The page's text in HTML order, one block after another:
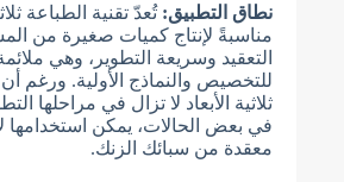
نطاق التطبيق: تُعدّ تقنية الطباعة
مناسبةً لإنتاج كميات صغيرة من
التعقيد وسريعة التطوير، وهي
للتخصيص والنماذج الأولية. ورغم أن
ثلاثية الأبعاد لا تزال في مراحلها
في بعض الحالات، يمكن استخدامها
معقدة من سبائك الزنك.